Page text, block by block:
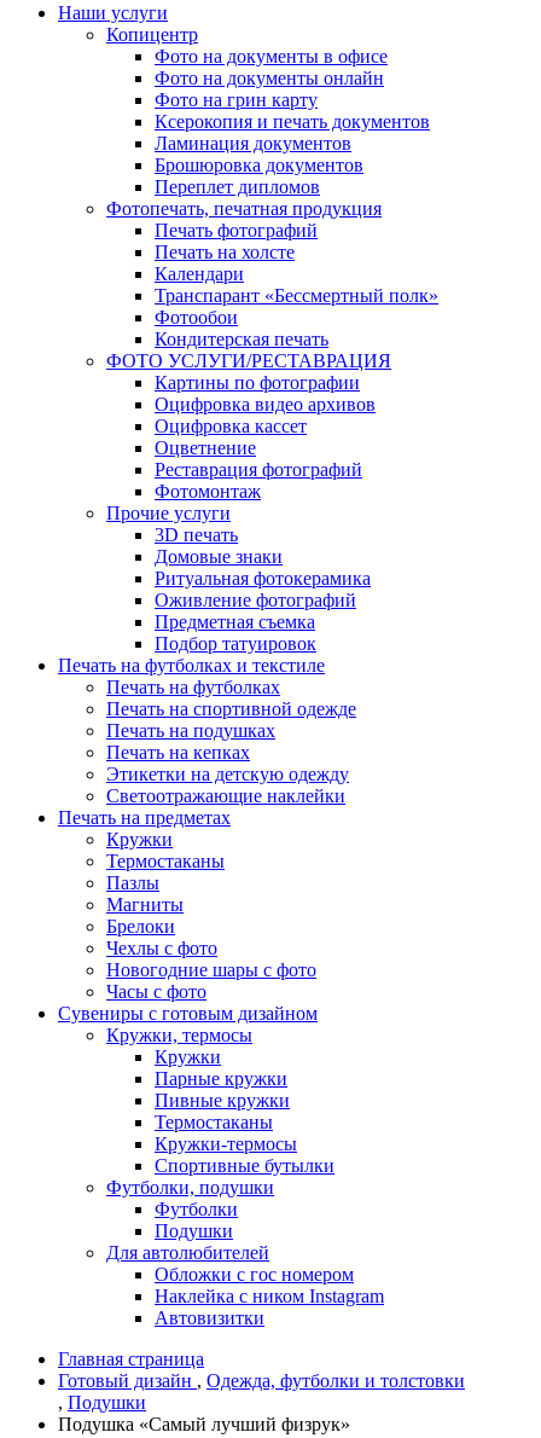
Наши услуги
Копицентр
Фото на документы в офисе
Фото на документы онлайн
Фото на грин карту
Ксерокопия и печать документов
Ламинация документов
Брошюровка документов
Переплет дипломов
Фотопечать, печатная продукция
Печать фотографий
Печать на холсте
Календари
Транспарант «Бессмертный полк»
Фотообои
Кондитерская печать
ФОТО УСЛУГИ/РЕСТАВРАЦИЯ
Картины по фотографии
Оцифровка видео архивов
Оцифровка кассет
Оцветнение
Реставрация фотографий
Фотомонтаж
Прочие услуги
3D печать
Домовые знаки
Ритуальная фотокерамика
Оживление фотографий
Предметная съемка
Подбор татуировок
Печать на футболках и текстиле
Печать на футболках
Печать на спортивной одежде
Печать на подушках
Печать на кепках
Этикетки на детскую одежду
Светоотражающие наклейки
Печать на предметах
Кружки
Термостаканы
Пазлы
Магниты
Брелоки
Чехлы с фото
Новогодние шары с фото
Часы с фото
Сувениры с готовым дизайном
Кружки, термосы
Кружки
Парные кружки
Пивные кружки
Термостаканы
Кружки-термосы
Спортивные бутылки
Футболки, подушки
Футболки
Подушки
Для автолюбителей
Обложки с гос номером
Наклейка с ником Instagram
Автовизитки
Главная страница
Готовый дизайн , Одежда, футболки и толстовки
, Подушки
Подушка «Самый лучший физрук»